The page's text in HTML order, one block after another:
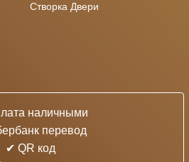
Створка Двери
наличными
перевод
✔ QR код